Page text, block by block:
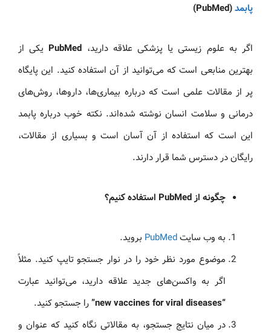
پابمد(PubMed)
اگر به علوم زیستی یا پزشکی علاقه دارید، PubMed یکی از
بهترین منابعی است که می‌توانید از آن استفاده کنید. این پایگاه
پر از مقالات علمی است که درباره بیماری‌ها، داروها، روش‌های
درمانی و سلامت انسان نوشته شده‌اند. نکته خوب درباره پابمد
این است که استفاده از آن آسان است و بسیاری از مقالات،
رایگان در دسترس شما قرار دارند.
چگونه از PubMed استفاده کنیم؟
به وب سایتPubMed بروید.
موضوع مورد نظر خود را در نوار جستجو تایپ کنید. مثلاً
اگر به واکسن‌های جدید علاقه دارید، می‌توانید عبارت
“new vaccines for viral diseases”
را جستجو کنید.
در میان نتایج جستجو، به مقالاتی نگاه کنید که عنوان و